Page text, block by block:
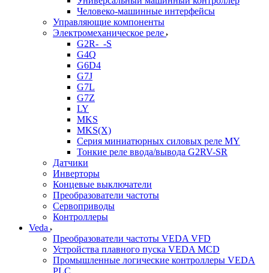
Человеко-машинные интерфейсы
Управляющие компоненты
Электромеханическое реле
G2R-_-S
G4Q
G6D4
G7J
G7L
G7Z
LY
MKS
MKS(X)
Серия миниатюрных силовых реле MY
Тонкие реле ввода/вывода G2RV-SR
Датчики
Инверторы
Концевые выключатели
Преобразователи частоты
Сервоприводы
Контроллеры
Veda
Преобразователи частоты VEDA VFD
Устройства плавного пуска VEDA MCD
Промышленные логические контроллеры VEDA
PLC